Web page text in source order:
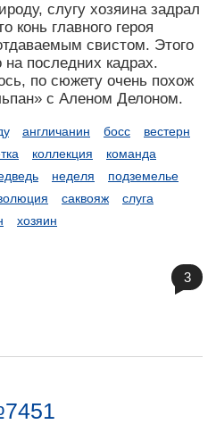
слугу хозяина задрал
главного героя
свистом. Этого
последних кадрах.
по сюжету очень похож
с Аленом Делоном.
англичанин босс
вестерн
коллекция
команда
неделя
подземелье
саквояж
слуга
хозяин
3